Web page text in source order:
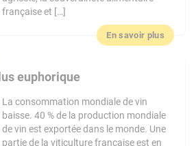
française et […]
En savoir plus
euphorique
La consommation mondiale de vin
baisse. 40 % de la production mondiale
de vin est exportée dans le monde. Une
partie de la viticulture française est en